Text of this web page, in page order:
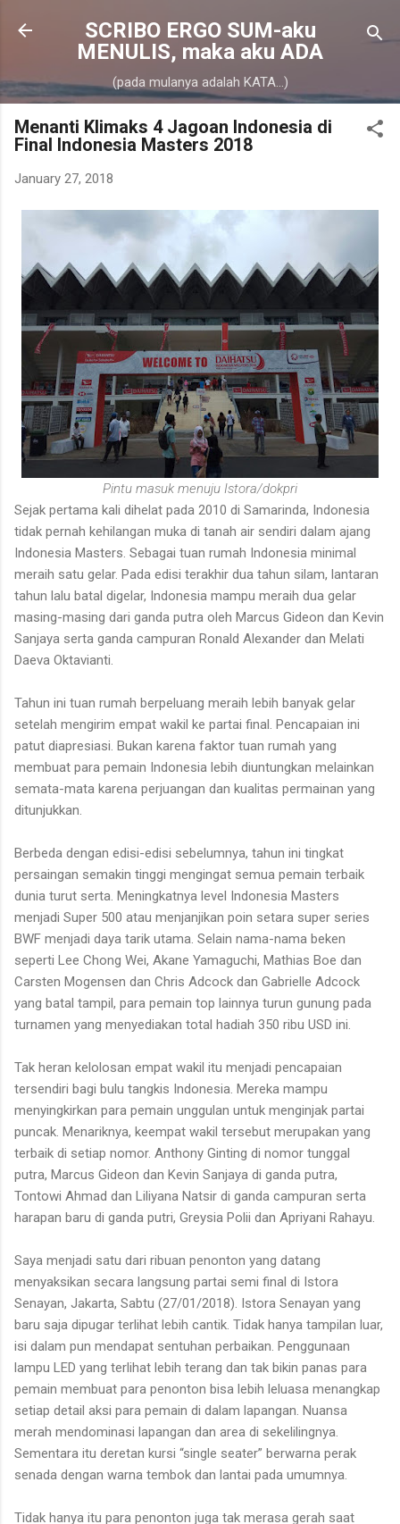
Skip to main content
SCRIBO ERGO SUM-aku
MENULIS, maka aku ADA
(pada mulanya adalah KATA...)
Menanti Klimaks 4 Jagoan Indonesia di
Final Indonesia Masters 2018
January 27, 2018
Pintu masuk menuju Istora/dokpri
Sejak pertama kali dihelat pada 2010 di Samarinda, Indonesia
tidak pernah kehilangan muka di tanah air sendiri dalam ajang
Indonesia Masters. Sebagai tuan rumah Indonesia minimal
meraih satu gelar. Pada edisi terakhir dua tahun silam, lantaran
tahun lalu batal digelar, Indonesia mampu meraih dua gelar
masing-masing dari ganda putra oleh Marcus Gideon dan Kevin
Sanjaya serta ganda campuran Ronald Alexander dan Melati
Daeva Oktavianti.
Tahun ini tuan rumah berpeluang meraih lebih banyak gelar
setelah mengirim empat wakil ke partai final. Pencapaian ini
patut diapresiasi. Bukan karena faktor tuan rumah yang
membuat para pemain Indonesia lebih diuntungkan melainkan
semata-mata karena perjuangan dan kualitas permainan yang
ditunjukkan.
Berbeda dengan edisi-edisi sebelumnya, tahun ini tingkat
persaingan semakin tinggi mengingat semua pemain terbaik
dunia turut serta. Meningkatnya level Indonesia Masters
menjadi Super 500 atau menjanjikan poin setara super series
BWF menjadi daya tarik utama. Selain nama-nama beken
seperti Lee Chong Wei, Akane Yamaguchi, Mathias Boe dan
Carsten Mogensen dan Chris Adcock dan Gabrielle Adcock
yang batal tampil, para pemain top lainnya turun gunung pada
turnamen yang menyediakan total hadiah 350 ribu USD ini.
Tak heran kelolosan empat wakil itu menjadi pencapaian
tersendiri bagi bulu tangkis Indonesia. Mereka mampu
menyingkirkan para pemain unggulan untuk menginjak partai
puncak. Menariknya, keempat wakil tersebut merupakan yang
terbaik di setiap nomor. Anthony Ginting di nomor tunggal
putra, Marcus Gideon dan Kevin Sanjaya di ganda putra,
Tontowi Ahmad dan Liliyana Natsir di ganda campuran serta
harapan baru di ganda putri, Greysia Polii dan Apriyani Rahayu.
Saya menjadi satu dari ribuan penonton yang datang
menyaksikan secara langsung partai semi final di Istora
Senayan, Jakarta, Sabtu (27/01/2018). Istora Senayan yang
baru saja dipugar terlihat lebih cantik. Tidak hanya tampilan luar,
isi dalam pun mendapat sentuhan perbaikan. Penggunaan
lampu LED yang terlihat lebih terang dan tak bikin panas para
pemain membuat para penonton bisa lebih leluasa menangkap
setiap detail aksi para pemain di dalam lapangan. Nuansa
merah mendominasi lapangan dan area di sekelilingnya.
Sementara itu deretan kursi “single seater” berwarna perak
senada dengan warna tembok dan lantai pada umumnya.
Tidak hanya itu para penonton juga tak merasa gerah saat